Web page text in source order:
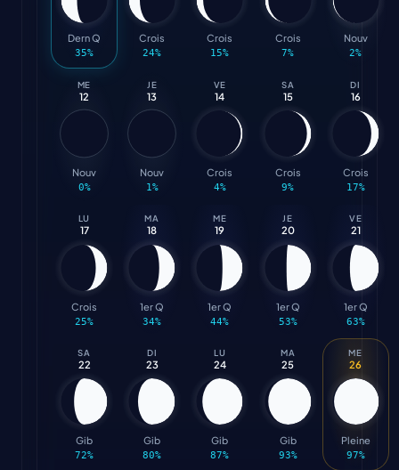
Dern Q
35%
Crois
24%
Crois
15%
Crois
7%
Nouv
2%
ME
12
Nouv
0%
JE
13
Nouv
1%
VE
14
Crois
4%
SA
15
Crois
9%
DI
16
Crois
17%
LU
17
Crois
25%
MA
18
1er Q
34%
ME
19
1er Q
44%
JE
20
1er Q
53%
VE
21
1er Q
63%
SA
22
Gib
72%
DI
23
Gib
80%
LU
24
Gib
87%
MA
25
Gib
93%
ME
26
Pleine
97%